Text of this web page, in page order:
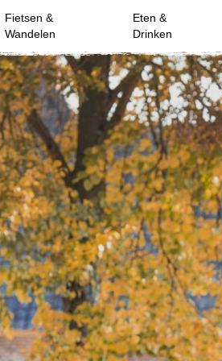
Fietsen &
Wandelen
Eten &
Drinken